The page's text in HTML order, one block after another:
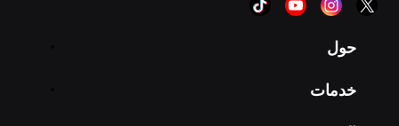
حول
خدمات